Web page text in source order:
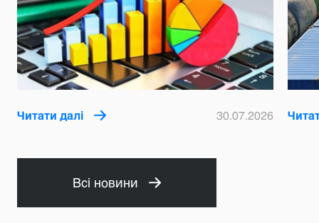
Читати далі 30.07.2026
Всі новини